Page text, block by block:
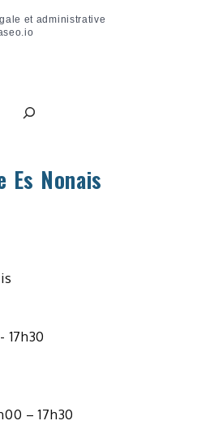
et administrative
Nonais
17h30
– 17h30